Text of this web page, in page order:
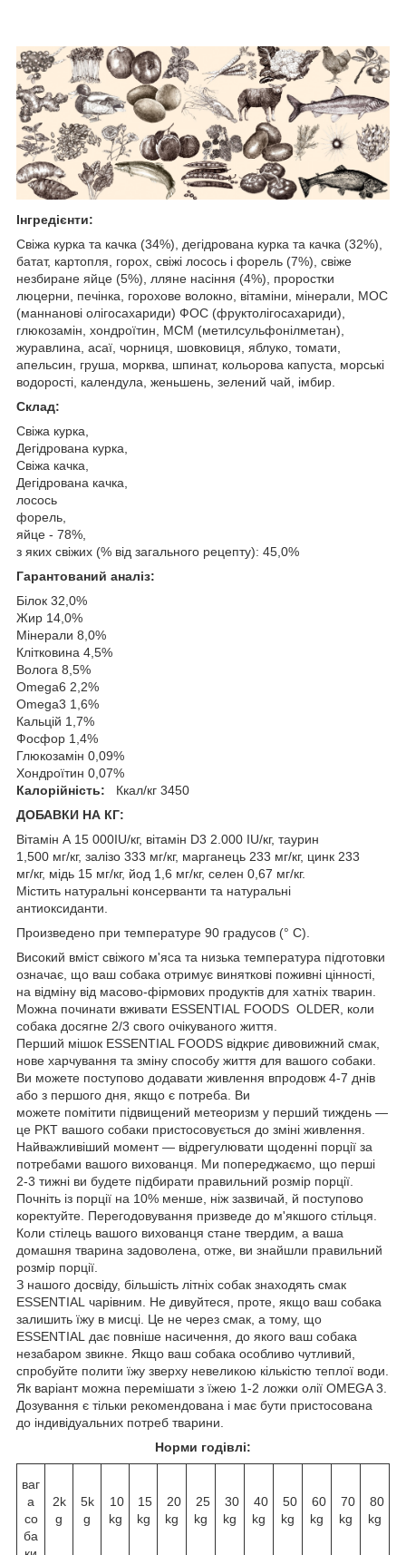
Інгредієнти:
Свіжа курка та качка (34%), дегідрована курка та качка (32%),
батат, картопля, горох, свіжі лосось і форель (7%), свіже
незбиране яйце (5%), лляне насіння (4%), проростки
люцерни, печінка, горохове волокно, вітаміни, мінерали, МОС
(маннанові олігосахариди) ФОС (фруктолігосахариди),
глюкозамін, хондроїтин, МСМ (метилсульфонілметан),
журавлина, асаї, чорниця, шовковиця, яблуко, томати,
апельсин, груша, морква, шпинат, кольорова капуста, морські
водорості, календула, женьшень, зелений чай, імбир.
Склад:
Свіжа курка,
Дегідрована курка,
Свіжа качка,
Дегідрована качка,
лосось
форель,
яйце - 78%,
з яких свіжих (% від загального рецепту): 45,0%
Гарантований аналіз:
Білок 32,0%
Жир 14,0%
Мінерали 8,0%
Клітковина 4,5%
Волога 8,5%
Omega6 2,2%
Omega3 1,6%
Кальцій 1,7%
Фосфор 1,4%
Глюкозамін 0,09%
Хондроїтин 0,07%
Калорійність: Ккал/кг 3450
ДОБАВКИ НА КГ:
Вітамін А 15 000IU/кг, вітамін D3 2.000 IU/кг, таурин
1,500 мг/кг, залізо 333 мг/кг, марганець 233 мг/кг, цинк 233
мг/кг, мідь 15 мг/кг, йод 1,6 мг/кг, селен 0,67 мг/кг.
Містить натуральні консерванти та натуральні
антиоксиданти.
Произведено при температуре 90 градусов (° C).
Високий вміст свіжого м'яса та низька температура підготовки
означає, що ваш собака отримує виняткові поживні цінності,
на відміну від масово-фірмових продуктів для хатніх тварин.
Можна починати вживати ESSENTIAL FOODS OLDER, коли
собака досягне 2/3 свого очікуваного життя.
Перший мішок ESSENTIAL FOODS відкриє дивовижний смак,
нове харчування та зміну способу життя для вашого собаки.
Ви можете поступово додавати живлення впродовж 4-7 днів
або з першого дня, якщо є потреба. Ви
можете помітити підвищений метеоризм у перший тиждень —
це РКТ вашого собаки пристосовується до зміні живлення.
Найважливіший момент — відрегулювати щоденні порції за
потребами вашого вихованця. Ми попереджаємо, що перші
2-3 тижні ви будете підбирати правильний розмір порції.
Почніть із порції на 10% менше, ніж зазвичай, й поступово
коректуйте. Перегодовування призведе до м'якшого стільця.
Коли стілець вашого вихованця стане твердим, а ваша
домашня тварина задоволена, отже, ви знайшли правильний
розмір порції.
З нашого досвіду, більшість літніх собак знаходять смак
ESSENTIAL чарівним. Не дивуйтеся, проте, якщо ваш собака
залишить їжу в мисці. Це не через смак, а тому, що
ESSENTIAL дає повніше насичення, до якого ваш собака
незабаром звикне. Якщо ваш собака особливо чутливий,
спробуйте полити їжу зверху невеликою кількістю теплої води.
Як варіант можна перемішати з їжею 1-2 ложки олії OMEGA 3.
Дозування є тільки рекомендована і має бути пристосована
до індивідуальних потреб тварини.
Норми годівлі:
ваг
а
со
ба
2k
g
5k
g
10
kg
15
kg
20
kg
25
kg
30
kg
40
kg
50
kg
60
kg
70
kg
80
kg